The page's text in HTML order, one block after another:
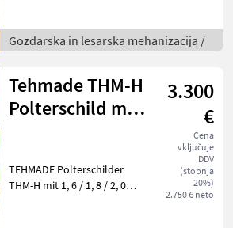
dvigalom hlodov, 45-
litrskim rezervoarjem za
Gozdarska in lesarska mehanizacija /
Tehmade THM-H
Polterschild mit
3.300
€
Cena
vključuje
DDV
(stopnja
20%)
2.750 € neto
TEHMADE Polterschilder
THM-H mit 1, 6 / 1, 8 / 2, 0